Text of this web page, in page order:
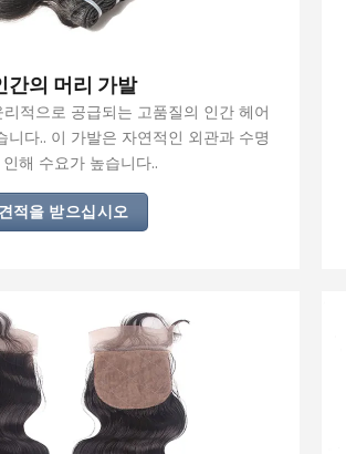
간의 머리 가발
적으로 공급되는 고품질의 인간 헤어
니다.. 이 가발은 자연적인 외관과 수명
해 수요가 높습니다..
견적을 받으십시오